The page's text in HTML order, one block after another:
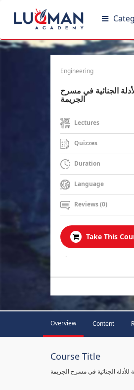
Engineering
الجنائية في مسرح
الجريمة
Lectures
Quizzes
Duration
Language
Reviews (0)
Take This
.
Overview Content
Course Title
للأدلة الجنائية في مسرح الجريمة